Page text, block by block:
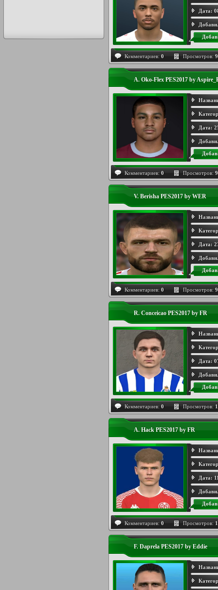
Дата:
Комментариев: 0 Просмотров:
A. Oko-Flex PES2017 by
Дата:
Комментариев: 0 Просмотров:
V. Berisha PES2017 by WER
Дата:
Комментариев: 0 Просмотров:
R. Conceicao PES2017 by FR
Дата:
Комментариев: 0 Просмотров:
A. Hack PES2017 by FR
Дата:
Комментариев: 0 Просмотров:
F. Daprela PES2017 by Eddie